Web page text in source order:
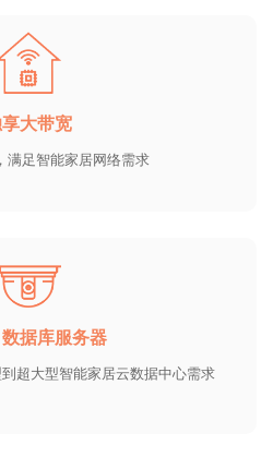
大带宽
满足智能家居网络需求
据库服务器
超大型智能家居云数据中心需求